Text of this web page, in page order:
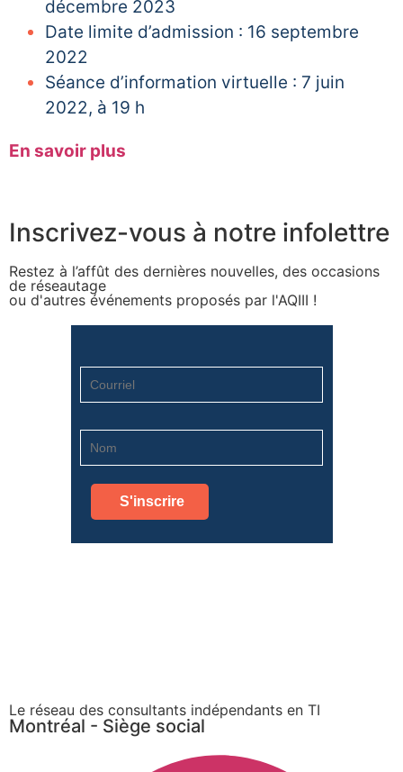
décembre 2023
Date limite d’admission : 16 septembre
2022
Séance d’information virtuelle : 7 juin
2022, à 19 h
En savoir plus
Inscrivez-vous à notre infolettre
Restez à l’affût des dernières nouvelles, des occasions
de réseautage
ou d'autres événements proposés par l'AQIII !
Le réseau des consultants indépendants en TI
Montréal - Siège social